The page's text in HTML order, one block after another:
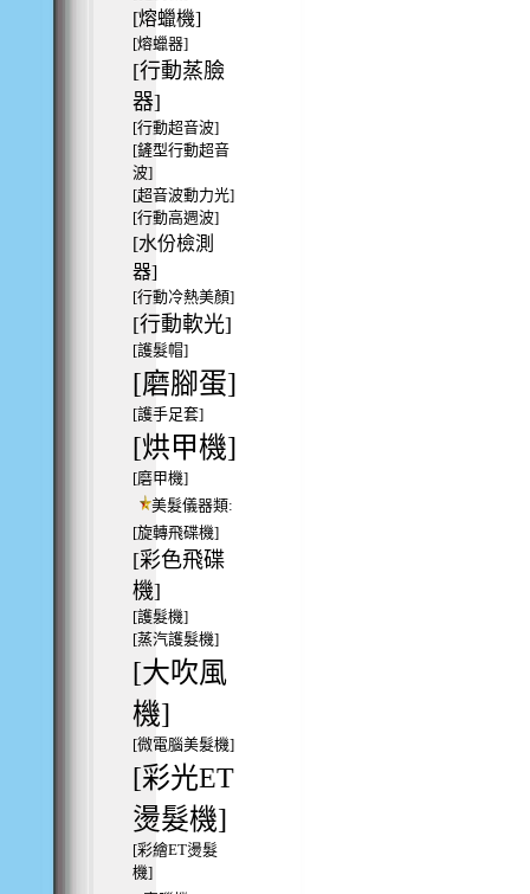
[熔蠟機]
[熔蠟器]
[行動蒸臉
器]
[行動超音波]
[鏟型行動超音
波]
[超音波動力光]
[行動高週波]
[水份檢測
器]
[行動冷熱美顏]
[行動軟光]
[護髮帽]
[磨腳蛋]
[護手足套]
[烘甲機]
[磨甲機]
美髮儀器類:
[旋轉飛碟機]
[彩色飛碟
機]
[護髮機]
[蒸汽護髮機]
[大吹風
機]
[微電腦美髮機]
[彩光ET
燙髮機]
[彩繪ET燙髮
機]